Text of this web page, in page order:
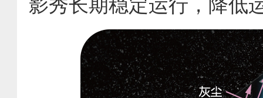
影秀长期稳定运行，降低